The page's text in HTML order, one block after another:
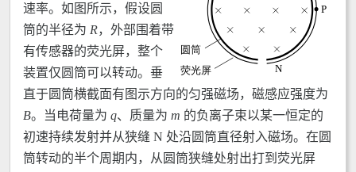
速率。如图所示，假设圆
筒的半径为 R，外部围着带
有传感器的荧光屏，整个
装置仅圆筒可以转动。垂
直于圆筒横截面有图示方向的匀强磁场，磁感应强度为
B。当电荷量为 q、质量为 m 的负离子束以某一恒定的
初速持续发射并从狭缝 N 处沿圆筒直径射入磁场。在圆
筒转动的半个周期内，从圆筒狭缝处射出打到荧光屏